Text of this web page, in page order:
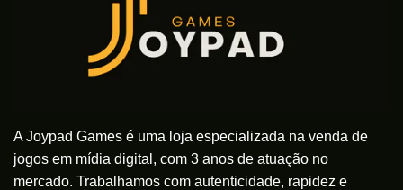
ser
escolhidas
na
A Joypad Games é uma loja especializada na venda de
jogos em mídia digital, com 3 anos de atuação no
mercado. Trabalhamos com autenticidade, rapidez e